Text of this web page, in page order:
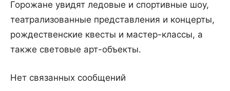
Горожане увидят ледовые и спортивные шоу,
театрализованные представления и концерты,
рождественские квесты и мастер-классы, а
также световые арт-объекты.
Нет связанных сообщений